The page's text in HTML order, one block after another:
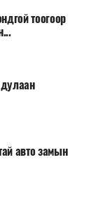
тоогоор
авто замын